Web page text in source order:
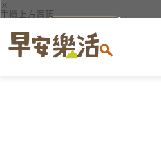
×
手機上方置頂